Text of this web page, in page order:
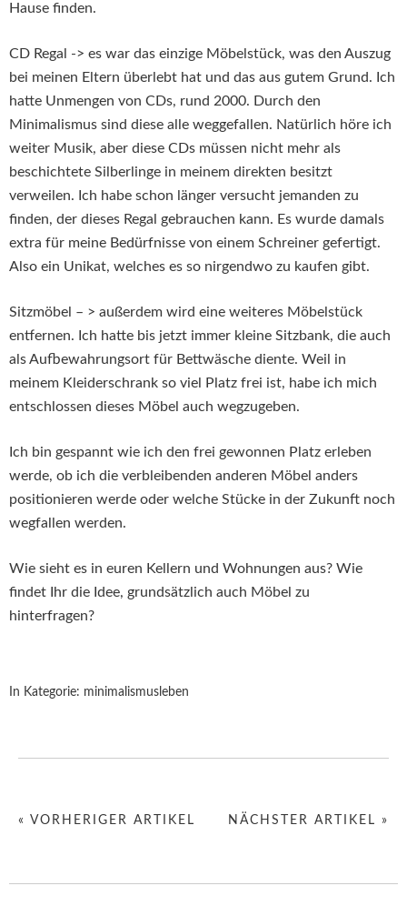
Hause finden.
CD Regal -> es war das einzige Möbelstück, was den Auszug
bei meinen Eltern überlebt hat und das aus gutem Grund. Ich
hatte Unmengen von CDs, rund 2000. Durch den
Minimalismus sind diese alle weggefallen. Natürlich höre ich
weiter Musik, aber diese CDs müssen nicht mehr als
beschichtete Silberlinge in meinem direkten besitzt
verweilen. Ich habe schon länger versucht jemanden zu
finden, der dieses Regal gebrauchen kann. Es wurde damals
extra für meine Bedürfnisse von einem Schreiner gefertigt.
Also ein Unikat, welches es so nirgendwo zu kaufen gibt.
Sitzmöbel – > außerdem wird eine weiteres Möbelstück
entfernen. Ich hatte bis jetzt immer kleine Sitzbank, die auch
als Aufbewahrungsort für Bettwäsche diente. Weil in
meinem Kleiderschrank so viel Platz frei ist, habe ich mich
entschlossen dieses Möbel auch wegzugeben.
Ich bin gespannt wie ich den frei gewonnen Platz erleben
werde, ob ich die verbleibenden anderen Möbel anders
positionieren werde oder welche Stücke in der Zukunft noch
wegfallen werden.
Wie sieht es in euren Kellern und Wohnungen aus? Wie
findet Ihr die Idee, grundsätzlich auch Möbel zu
hinterfragen?
In Kategorie: minimalismusleben
NÄCHSTER ARTIKEL »
« VORHERIGER ARTIKEL